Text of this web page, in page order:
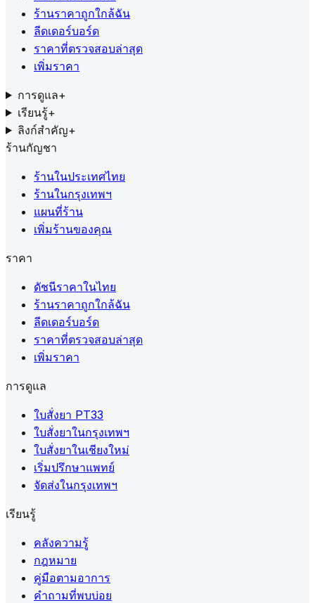
ร้านราคาถูกใกล้ฉัน
ลีดเดอร์บอร์ด
ราคาที่ตรวจสอบล่าสุด
เพิ่มราคา
การดูแล+
เรียนรู้+
ลิงก์สำคัญ+
ร้านกัญชา
ร้านในประเทศไทย
ร้านในกรุงเทพฯ
แผนที่ร้าน
เพิ่มร้านของคุณ
ราคา
ดัชนีราคาในไทย
ร้านราคาถูกใกล้ฉัน
ลีดเดอร์บอร์ด
ราคาที่ตรวจสอบล่าสุด
เพิ่มราคา
การดูแล
ใบสั่งยา PT33
ใบสั่งยาในกรุงเทพฯ
ใบสั่งยาในเชียงใหม่
เริ่มปรึกษาแพทย์
จัดส่งในกรุงเทพฯ
เรียนรู้
คลังความรู้
กฎหมาย
คู่มือตามอาการ
คำถามที่พบบ่อย